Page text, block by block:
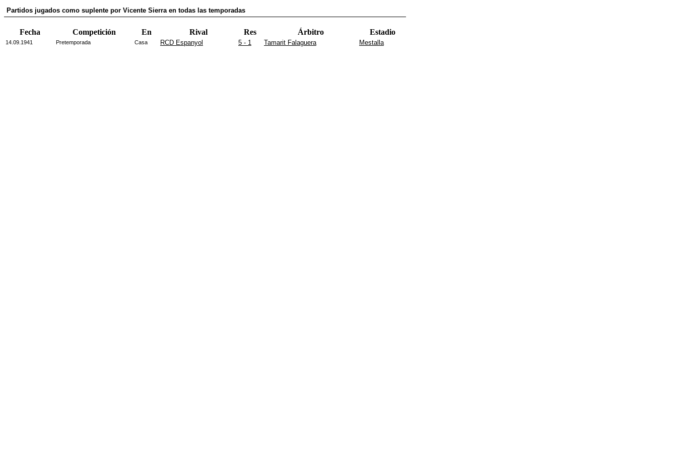
Partidos jugados como suplente por Vicente Sierra en todas las temporadas
Fecha Competición En Rival Res Árbitro Estadio
14.09.1941 Pretemporada Casa RCD Espanyol 5 - 1 Tamarit Falaguera Mestalla